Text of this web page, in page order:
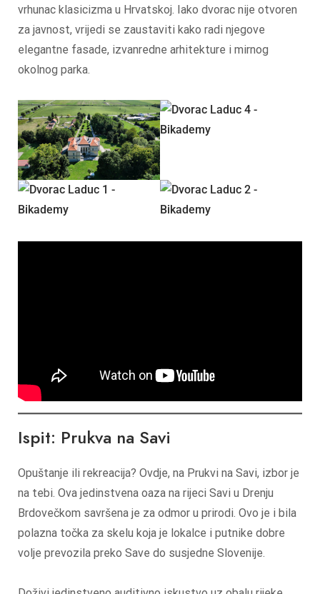
vrhunac klasicizma u Hrvatskoj. Iako dvorac nije otvoren
za javnost, vrijedi se zaustaviti kako radi njegove
elegantne fasade, izvanredne arhitekture i mirnog
okolnog parka.
Ispit: Prukva na Savi
Opuštanje ili rekreacija? Ovdje, na Prukvi na Savi, izbor je
na tebi. Ova jedinstvena oaza na rijeci Savi u Drenju
Brdovečkom savršena je za odmor u prirodi. Ovo je i bila
polazna točka za skelu koja je lokalce i putnike dobre
volje prevozila preko Save do susjedne Slovenije.